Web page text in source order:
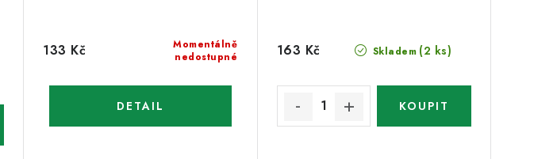
Momentálně
nedostupné
133 Kč Skladem (2 ks)
163 Kč